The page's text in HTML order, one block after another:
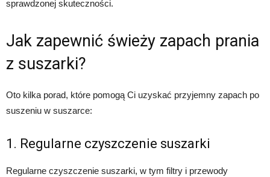
sprawdzonej skuteczności.
Jak zapewnić świeży zapach prania
z suszarki?
Oto kilka porad, które pomogą Ci uzyskać przyjemny zapach po
suszeniu w suszarce:
1. Regularne czyszczenie suszarki
Regularne czyszczenie suszarki, w tym filtry i przewody